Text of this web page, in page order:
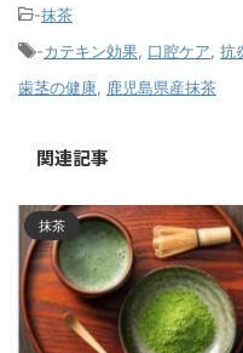
-抹茶
-カテキン効果 口腔ケア 抗
歯茎の健康
鹿児島県産抹茶
関連記事
抹茶